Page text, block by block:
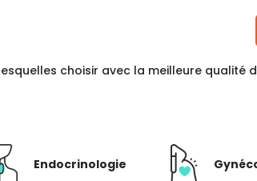
choisir avec la meilleure qualité
Endocrinologie